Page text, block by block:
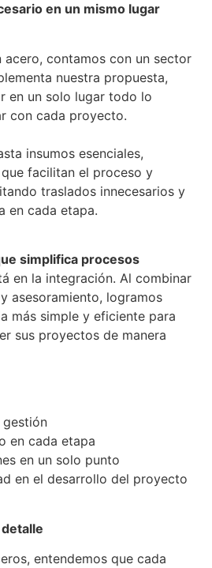
en un mismo lugar
acero, contamos con un sector
nuestra propuesta,
en un solo lugar todo lo
con cada proyecto.
insumos esenciales,
facilitan el proceso y
traslados innecesarios y
en cada etapa.
simplifica procesos
en la integración. Al combinar
asesoramiento, logramos
más simple y eficiente para
sus proyectos de manera
en cada etapa
en un solo punto
en el desarrollo del proyecto
entendemos que cada